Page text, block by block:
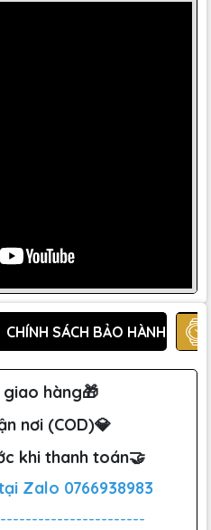
CHÍNH SÁCH BẢO HÀNH
giao hàng🎁
nơi (COD)💎
khi thanh toán🤝
Zalo 0766938983